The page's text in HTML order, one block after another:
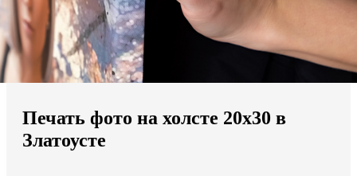
Мы доставляем по всему миру
Продолжить без города
Печать фото на холсте 20х30 в
Златоусте